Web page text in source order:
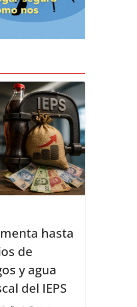
hasta
de
y agua
del IEPS